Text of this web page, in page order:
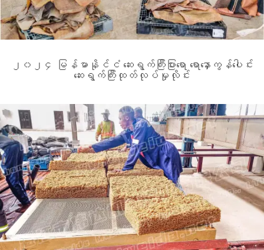
၂၀၂၄ မြန်မာနိုင်ငံ ဆေးရွက်ကြီးပြားရော ရောနှောကွန်ပေါင်း
ဆေးရွက်ကြီးထုတ်လုပ်မှုလိုင်း